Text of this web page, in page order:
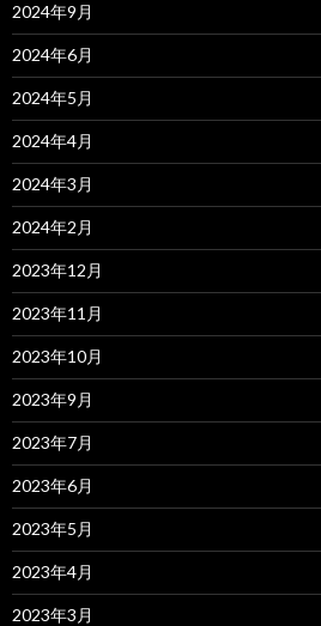
2024年9月
2024年6月
2024年5月
2024年4月
2024年3月
2024年2月
2023年12月
2023年11月
2023年10月
2023年9月
2023年7月
2023年6月
2023年5月
2023年4月
2023年3月